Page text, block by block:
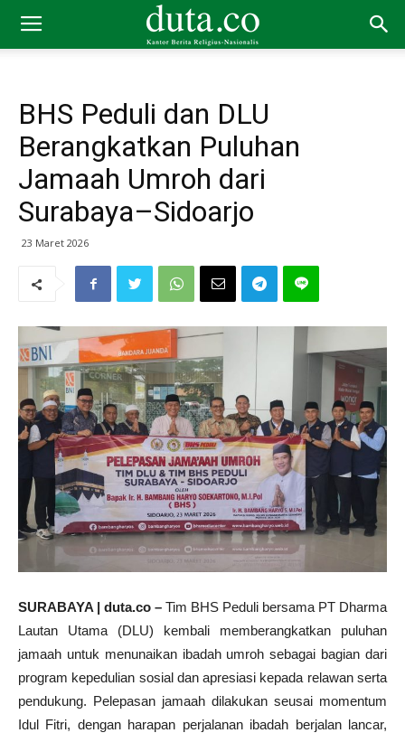
BHS Peduli dan DLU
Berangkatkan Puluhan
Jamaah Umroh dari
Surabaya–Sidoarjo
23 Maret 2026
SURABAYA | duta.co – Tim BHS Peduli bersama PT Dharma
Lautan Utama (DLU) kembali memberangkatkan puluhan
jamaah untuk menunaikan ibadah umroh sebagai bagian dari
program kepedulian sosial dan apresiasi kepada relawan serta
pendukung. Pelepasan jamaah dilakukan seusai momentum
Idul Fitri, dengan harapan perjalanan ibadah berjalan lancar,